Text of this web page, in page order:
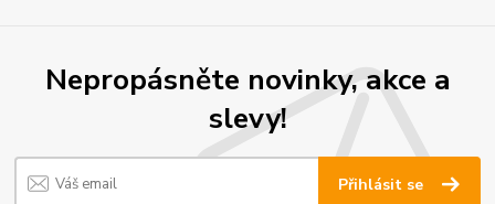
Nepropásněte novinky, akce a
slevy!
Přihlásit se